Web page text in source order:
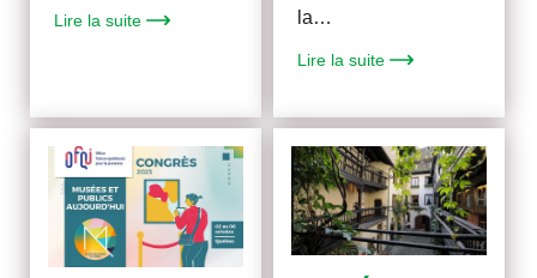
Lire la suite
la…
Lire la suite